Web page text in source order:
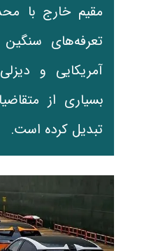
مقیم خارج با
تعرفه‌های
آمریکایی و
بسیاری از
تبدیل کرده است.